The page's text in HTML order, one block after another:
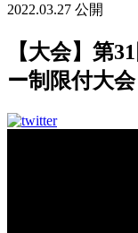
2022.03.27 公開
【大会】第
ー制限付大